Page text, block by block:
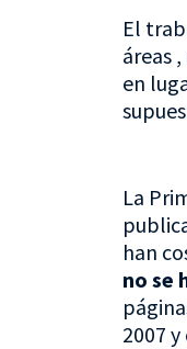
El
áreas
en
La
han
no se
2007